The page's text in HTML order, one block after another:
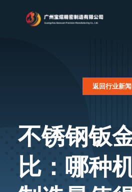
返回行业新闻
不锈钢钣
比：哪种